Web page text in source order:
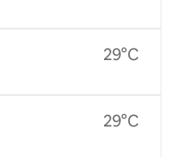
29°C
29°C